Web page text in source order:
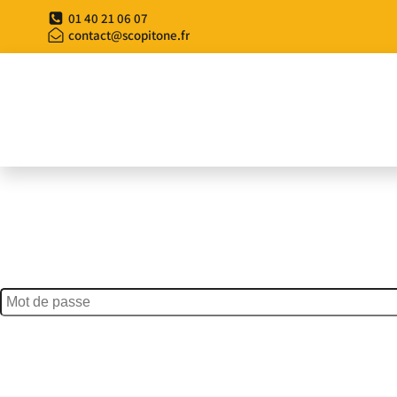
01 40 21 06 07
contact@scopitone.fr